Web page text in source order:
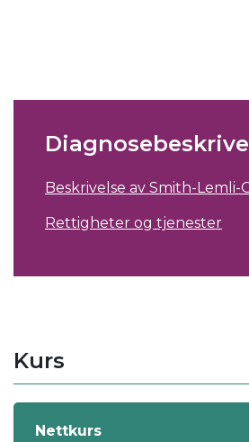
Beskrivelse av Smith-Lemli-
Rettigheter og tjenester
Kurs
Nettkurs